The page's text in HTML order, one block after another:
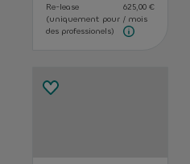
Re-lease
(uniquement pour
des professionels)
625,00 €
/ mois